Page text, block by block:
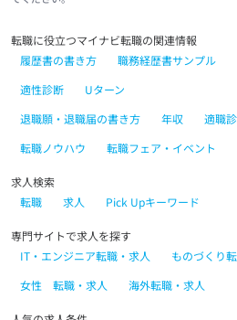
転職に役立つマイナビ転職の関連情報
履歴書の書き方
職務経歴書サンプル
適性診断
Uターン
退職願・退職届の書き方
年収 適職
転職ノウハウ
転職フェア・イベント
求人検索
転職
求人 Pick Upキーワード
専門サイトで求人を探す
IT・エンジニア転職・求人
ものづくり
女性 転職・求人
海外転職・求人